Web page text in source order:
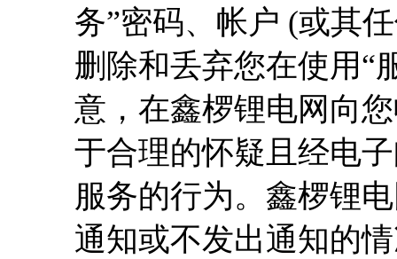
务”密码、帐户 (或其
删除和丢弃您在使用“
意，在鑫椤锂电网向
于合理的怀疑且经电
服务的行为。鑫椤锂
通知或不发出通知的